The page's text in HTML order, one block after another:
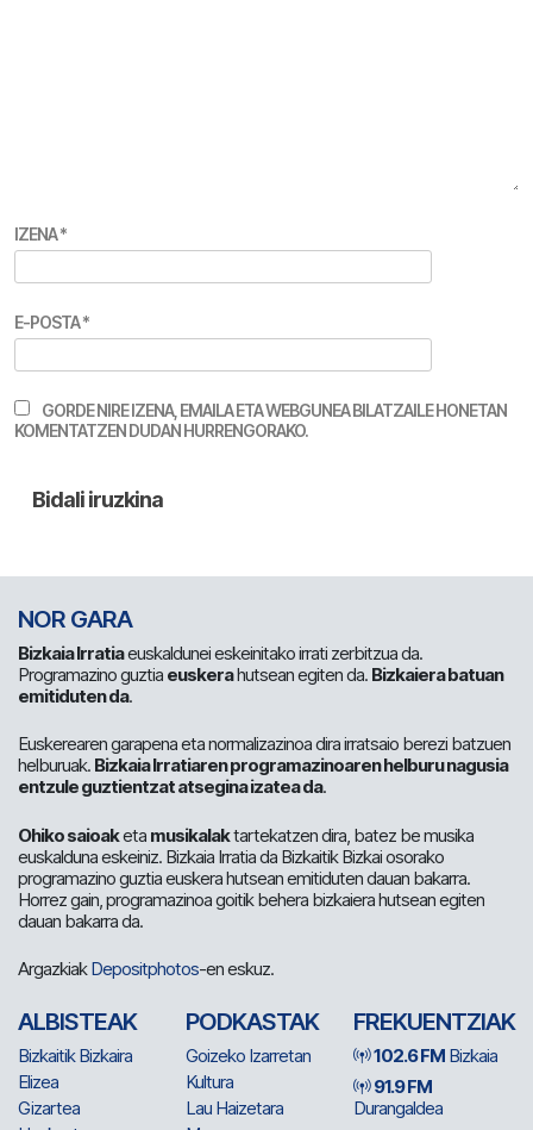
IZENA*
E-POSTA*
GORDE NIRE IZENA, EMAILA ETA WEBGUNEA BILATZAILE HONETAN
KOMENTATZEN DUDAN HURRENGORAKO.
NOR GARA
Bizkaia Irratiaeuskaldunei eskeinitako irrati zerbitzua da.
Programazino guztia euskerahutsean egiten da. Bizkaiera batuan
emitiduten da.
Euskerearen garapena eta normalizazinoa dira irratsaio berezi batzuen
helburuak. Bizkaia Irratiaren programazinoaren helburu nagusia
entzule guztientzat atsegina izatea da.
Ohiko saioaketa musikalaktartekatzen dira, batez be musika
euskalduna eskeiniz. Bizkaia Irratia da Bizkaitik Bizkai osorako
programazino guztia euskera hutsean emitiduten dauan bakarra.
Horrez gain, programazinoa goitik behera bizkaiera hutsean egiten
dauan bakarra da.
ArgazkiakDepositphotos-en eskuz.
ALBISTEAK
Bizkaitik Bizkaira
Elizea
Gizartea
PODKASTAK
Goizeko Izarretan
Kultura
Lau Haizetara
FREKUENTZIAK
102.6 FM Bizkaia
91.9 FM
Durangaldea